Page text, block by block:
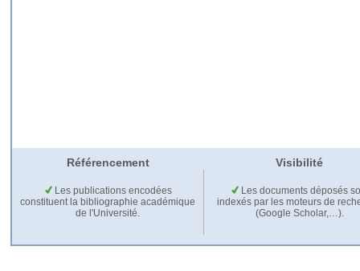
Référencement Visibilité
Les publications encodées
constituent la bibliographie académique
de l'Université.
Les documents déposés
indexés par les moteurs de
(Google Scholar,…).